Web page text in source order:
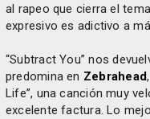
al rapeo que cierra el
expresivo es adictivo a
“Subtract You” nos
predomina en Zebrahead
Life”, una canción muy
excelente factura. Lo